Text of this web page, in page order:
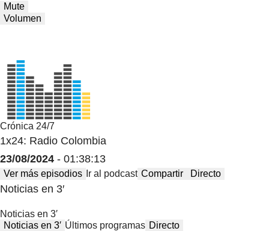
Mute
Volumen
Crónica 24/7
1x24: Radio Colombia
23/08/2024 - 01:38:13
Ver más episodios Ir al podcast Compartir Directo
Noticias en 3′
Noticias en 3′
Noticias en 3′ Últimos programas Directo